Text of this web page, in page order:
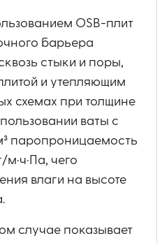
OSB-плит
барьера
стыки и поры,
и утепляющим
схемах при толщине
ваты с
паропроницаемость
чего
влаги на высоте
случае показывает